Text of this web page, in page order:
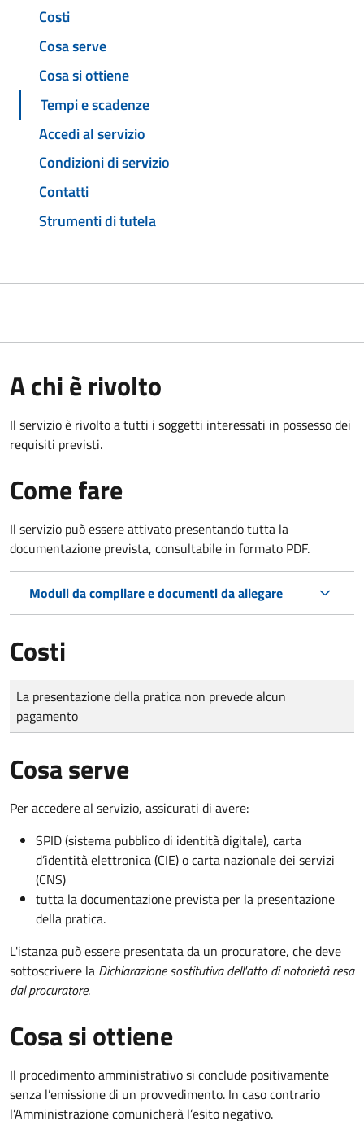
Costi
Cosa serve
Cosa si ottiene
Tempi e scadenze
Accedi al servizio
Condizioni di servizio
Contatti
Strumenti di tutela
A chi è rivolto
Il servizio è rivolto a tutti i soggetti interessati in possesso dei
requisiti previsti.
Come fare
Il servizio può essere attivato presentando tutta la
documentazione prevista, consultabile in formato PDF.
Moduli da compilare e documenti da allegare
Costi
Tipo di pagamento
Importo
La presentazione della pratica non prevede alcun
pagamento
Cosa serve
Per accedere al servizio, assicurati di avere:
SPID (sistema pubblico di identità digitale), carta
d’identità elettronica (CIE) o carta nazionale dei servizi
(CNS)
tutta la documentazione prevista per la presentazione
della pratica.
L'istanza può essere presentata da un procuratore, che deve
sottoscrivere la Dichiarazione sostitutiva dell'atto di notorietà resa
dal procuratore.
Cosa si ottiene
Il procedimento amministrativo si conclude positivamente
senza l’emissione di un provvedimento. In caso contrario
l’Amministrazione comunicherà l’esito negativo.